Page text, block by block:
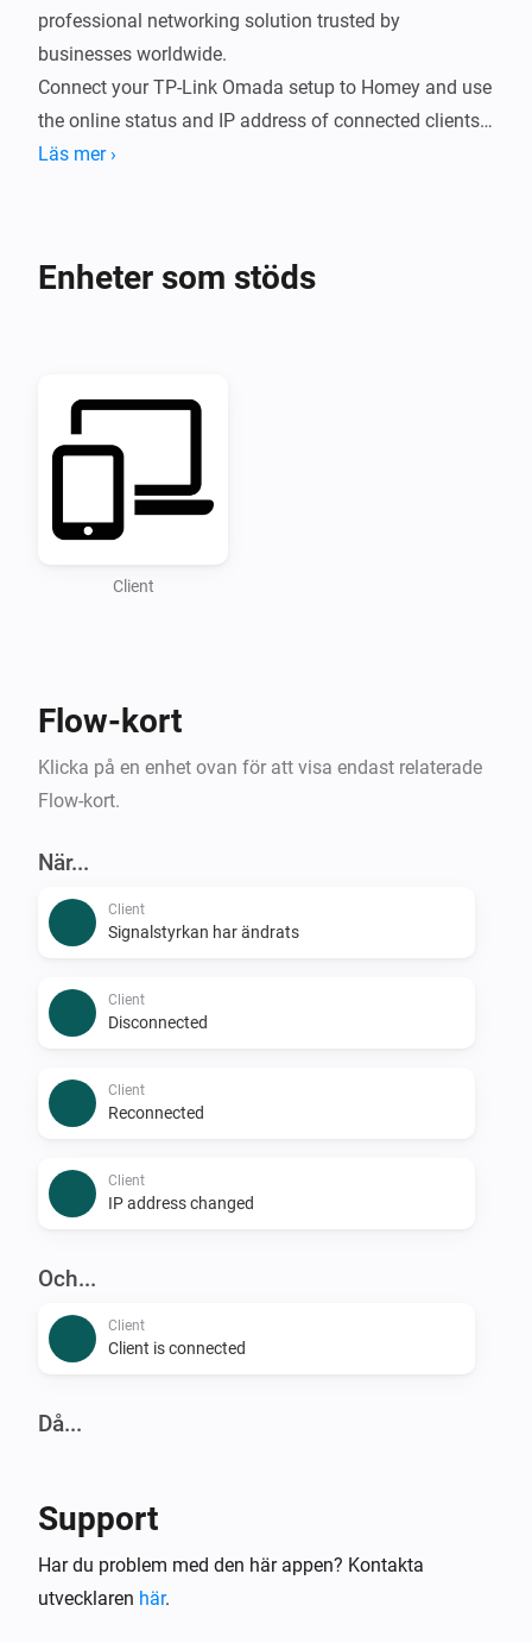
professional networking solution trusted by
businesses worldwide.
Connect your TP-Link Omada setup to Homey and use
the online status and IP address of connected clients
in your Flows.
Läs mer ›
Enheter som stöds
Client
Flow-kort
Klicka på en enhet ovan för att visa endast relaterade
Flow-kort.
När...
Client
Signalstyrkan har ändrats
Client
Disconnected
Client
Reconnected
Client
IP address changed
Och...
Client
Client is connected
Då...
Client
Support
Har du problem med den här appen? Kontakta
utvecklaren här.